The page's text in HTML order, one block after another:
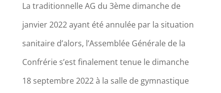
La traditionnelle AG du 3ème dimanche de
janvier 2022 ayant été annulée par la situation
sanitaire d’alors, l’Assemblée Générale de la
Confrérie s’est finalement tenue le dimanche
18 septembre 2022 à la salle de gymnastique